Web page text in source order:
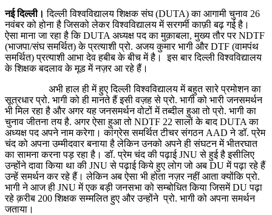
नई दिल्ली।दिल्ली विश्वविद्यालय शिक्षक संघ (DUTA) का आगामी चुनाव 26
नवंबर को होना है जिसको लेकर विश्वविद्यालय में सरगर्मी काफ़ी बढ़ गई है।
ऐसा माना जा रहा है कि DUTA अध्यक्ष पद का मुक़ाबला, मुख्य तौर पर NDTF
(भाजपा/संघ समर्थित) के प्रत्याशी प्रो. अजय कुमार भागी और DTF (वामपंथ
समर्थित) प्रत्याशी आभा देव हबीब के बीच में है। इस बार दिल्ली विश्वविद्यालय
के शिक्षक बदलाव के मूड में नज़र आ रहे हैं।
अभी हाल ही में हुए दिल्ली विश्वविद्यालय में बहुत सारे प्रमोशन का
सूत्रधार प्रो. भागी को ही मानते हैं इसी वज़ह से प्रो. भागी को भारी जनसमर्थन
भी मिल रहा है और अगर यह जनसमर्थन वोटों में तब्दील हुआ तो प्रो. भागी का
चुनाव जीतना तय है. अगर ऐसा हुआ तो NDTF 22 सालों के बाद DUTA का
अध्यक्ष पद अपने नाम करेगा। कांग्रेस समर्थित टीचर ​संगठन AAD ने डॉ. प्रेम
चंद को अपना उम्मीदवार बनाया है लेकिन उनको अपने ही संघटन में भीतरघात
का सामना करना पड़ रहा है। डॉ. प्रेम चंद की पढ़ाई JNU से हुई है इसीलिए
उन्होंने दावा किया था की JNU से पढ़ाई किये हुए लोग जो अब DU में पढ़ा रहे हैं
उन्हें समर्थन कर रहे हैं। लेकिन अब ऐसा भी होता नज़र नहीं आता क्योंकि प्रो.
भागी ने आज ही JNU में एक बड़ी जनसभा को सम्बोधित किया जिसमें DU पढ़ा
रहे क़रीब 200 शिक्षक सम्मलित हुए और उन्होंने प्रो. भागी को अपना समर्थन
जताया।